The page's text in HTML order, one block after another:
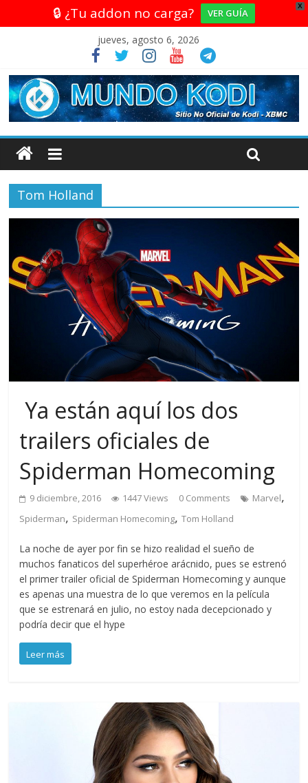
X
🔒 ¿Tu addon no carga? VER GUÍA
jueves, agosto 6, 2026
Tom Holland
​ Ya están aquí los dos
trailers oficiales de
Spiderman Homecoming
9 diciembre, 2016 1447 Views 0 Comments Marvel,
Spiderman, Spiderman Homecoming,Tom Holland
La noche de ayer por fin se hizo realidad el sueño de
muchos fanaticos del superhéroe arácnido, pues se estrenó
el primer trailer oficial de Spiderman Homecoming y aunque
es apenas una muestra de lo que veremos en la película
que se estrenará en julio, no estoy nada decepcionado y
podría decir que el hype
Leer más